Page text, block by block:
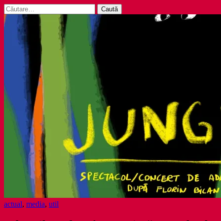
Caută
după:
actual, media, util